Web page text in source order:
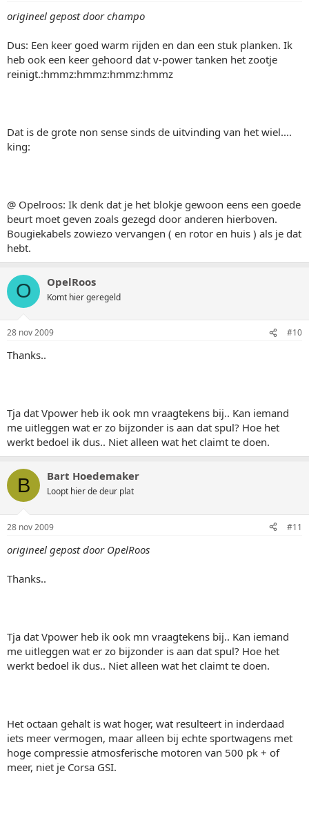
origineel gepost door champo
Dus: Een keer goed warm rijden en dan een stuk planken. Ik
heb ook een keer gehoord dat v-power tanken het zootje
reinigt.:hmmz:hmmz:hmmz:hmmz
Dat is de grote non sense sinds de uitvinding van het wiel....
king:
@ Opelroos: Ik denk dat je het blokje gewoon eens een goede
beurt moet geven zoals gezegd door anderen hierboven.
Bougiekabels zowiezo vervangen ( en rotor en huis ) als je dat
hebt.
O OpelRoos
Komt hier geregeld
28 nov 2009 #10
Thanks..
Tja dat Vpower heb ik ook mn vraagtekens bij.. Kan iemand
me uitleggen wat er zo bijzonder is aan dat spul? Hoe het
werkt bedoel ik dus.. Niet alleen wat het claimt te doen.
B Bart Hoedemaker
Loopt hier de deur plat
28 nov 2009 #11
origineel gepost door OpelRoos
Thanks..
Tja dat Vpower heb ik ook mn vraagtekens bij.. Kan iemand
me uitleggen wat er zo bijzonder is aan dat spul? Hoe het
werkt bedoel ik dus.. Niet alleen wat het claimt te doen.
Het octaan gehalt is wat hoger, wat resulteert in inderdaad
iets meer vermogen, maar alleen bij echte sportwagens met
hoge compressie atmosferische motoren van 500 pk + of
meer, niet je Corsa GSI.